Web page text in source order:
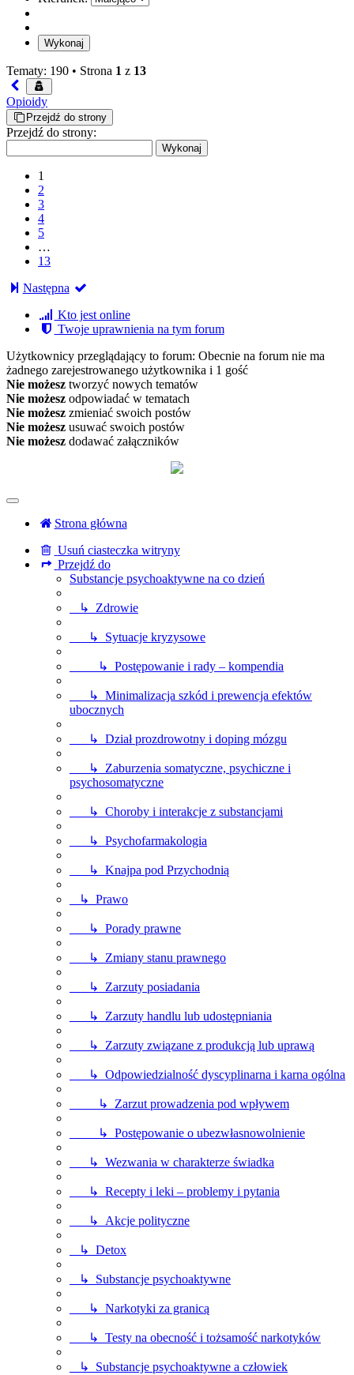
Tematy: 190 • Strona 1 z 13
Opioidy
Przejdź do strony
Przejdź do strony:
1
2
3
4
5
…
13
Następna
Kto jest online
Twoje uprawnienia na tym forum
Użytkownicy przeglądający to forum: Obecnie na forum nie ma
żadnego zarejestrowanego użytkownika i 1 gość
Nie możesz tworzyć nowych tematów
Nie możesz odpowiadać w tematach
Nie możesz zmieniać swoich postów
Nie możesz usuwać swoich postów
Nie możesz dodawać załączników
Strona główna
Usuń ciasteczka witryny
Przejdź do
Substancje psychoaktywne na co dzień
↳ Zdrowie
↳ Sytuacje kryzysowe
↳ Postępowanie i rady – kompendia
↳ Minimalizacja szkód i prewencja efektów
ubocznych
↳ Dział prozdrowotny i doping mózgu
↳ Zaburzenia somatyczne, psychiczne i
psychosomatyczne
↳ Choroby i interakcje z substancjami
↳ Psychofarmakologia
↳ Knajpa pod Przychodnią
↳ Prawo
↳ Porady prawne
↳ Zmiany stanu prawnego
↳ Zarzuty posiadania
↳ Zarzuty handlu lub udostępniania
↳ Zarzuty związane z produkcją lub uprawą
↳ Odpowiedzialność dyscyplinarna i karna ogólna
↳ Zarzut prowadzenia pod wpływem
↳ Postępowanie o ubezwłasnowolnienie
↳ Wezwania w charakterze świadka
↳ Recepty i leki – problemy i pytania
↳ Akcje polityczne
↳ Detox
↳ Substancje psychoaktywne
↳ Narkotyki za granicą
↳ Testy na obecność i tożsamość narkotyków
↳ Substancje psychoaktywne a człowiek